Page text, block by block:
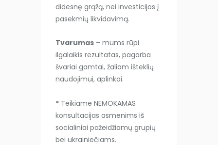
didesnę grąžą, nei investicijos į
pasekmių likvidavimą.
Tvarumas – mums rūpi
ilgalaikis rezultatas, pagarba
švariai gamtai, žaliam išteklių
naudojimui, aplinkai.
* Teikiame NEMOKAMAS
konsultacijas asmenims iš
socialiniai pažeidžiamų grupių
bei ukrainiečiams.